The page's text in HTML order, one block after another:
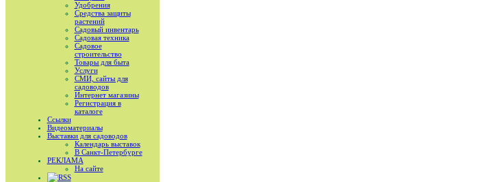
Удобрения
Средства защиты
растений
Садовый инвентарь
Садовая техника
Садовое
строительство
Товары для быта
Услуги
СМИ, сайты для
садоводов
Интернет магазины
Регистрация в
каталоге
Ссылки
Видеоматериалы
Выставки для садоводов
Календарь выставок
В Санкт-Петербурге
РЕКЛАМА
На сайте
RSS